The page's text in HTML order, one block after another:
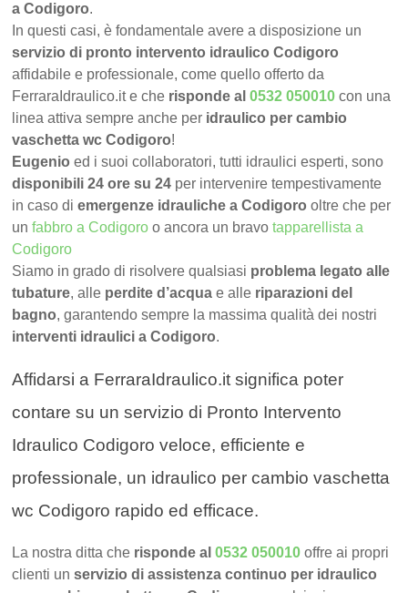
a Codigoro.
In questi casi, è fondamentale avere a disposizione un
servizio di pronto intervento idraulico Codigoro
affidabile e professionale, come quello offerto da
FerraraIdraulico.it e che risponde al0532 050010 con una
linea attiva sempre anche per idraulico per cambio
vaschetta wc Codigoro!
Eugenio ed i suoi collaboratori, tutti idraulici esperti, sono
disponibili 24 ore su 24 per intervenire tempestivamente
in caso diemergenze idrauliche a Codigorooltre che per
unfabbro a Codigoro o ancora un bravotapparellista a
Codigoro
Siamo in grado di risolvere qualsiasi problema legato alle
tubature, alle perdite d’acqua e alle riparazioni del
bagno, garantendo sempre la massima qualità dei nostri
interventi idraulici a Codigoro.
Affidarsi a FerraraIdraulico.it significa poter
contare su un servizio di Pronto Intervento
Idraulico Codigoro veloce, efficiente e
professionale, un idraulico per cambio vaschetta
wc Codigoro rapido ed efficace.
La nostra ditta che risponde al0532 050010 offre ai propri
clienti unservizio di assistenza continuo per idraulico